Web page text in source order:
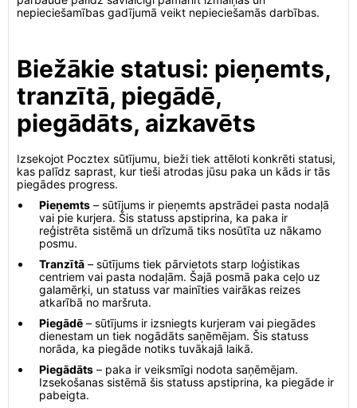
nepieciešamības gadījumā veikt nepieciešamās darbības.
Biežākie statusi: pieņemts,
tranzītā, piegādē,
piegādāts, aizkavēts
Izsekojot Pocztex sūtījumu, bieži tiek attēloti konkrēti statusi,
kas palīdz saprast, kur tieši atrodas jūsu paka un kāds ir tās
piegādes progress.
Pieņemts – sūtījums ir pieņemts apstrādei pasta nodaļā
vai pie kurjera. Šis statuss apstiprina, ka paka ir
reģistrēta sistēmā un drīzumā tiks nosūtīta uz nākamo
posmu.
Tranzītā – sūtījums tiek pārvietots starp loģistikas
centriem vai pasta nodaļām. Šajā posmā paka ceļo uz
galamērķi, un statuss var mainīties vairākas reizes
atkarībā no maršruta.
Piegādē – sūtījums ir izsniegts kurjeram vai piegādes
dienestam un tiek nogādāts saņēmējam. Šis statuss
norāda, ka piegāde notiks tuvākajā laikā.
Piegādāts – paka ir veiksmīgi nodota saņēmējam.
Izsekošanas sistēmā šis statuss apstiprina, ka piegāde ir
pabeigta.